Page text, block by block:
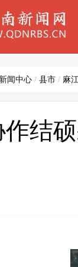
新闻中心 / 县市 / 麻江
作结